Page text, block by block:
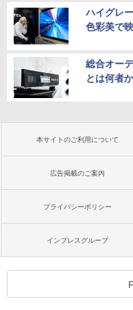
ハイグレ
色彩美で
総合オー
とは何者
本サイトのご利用について
広告掲載のご案内
プライバシーポリシー
インプレスグループ